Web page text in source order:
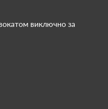
виключно за